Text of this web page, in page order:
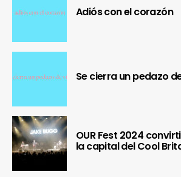
Adiós con el corazón
Se cierra un pedazo
OUR Fest 2024
la capital del Cool